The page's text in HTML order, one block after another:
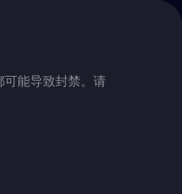
能导致封禁。请